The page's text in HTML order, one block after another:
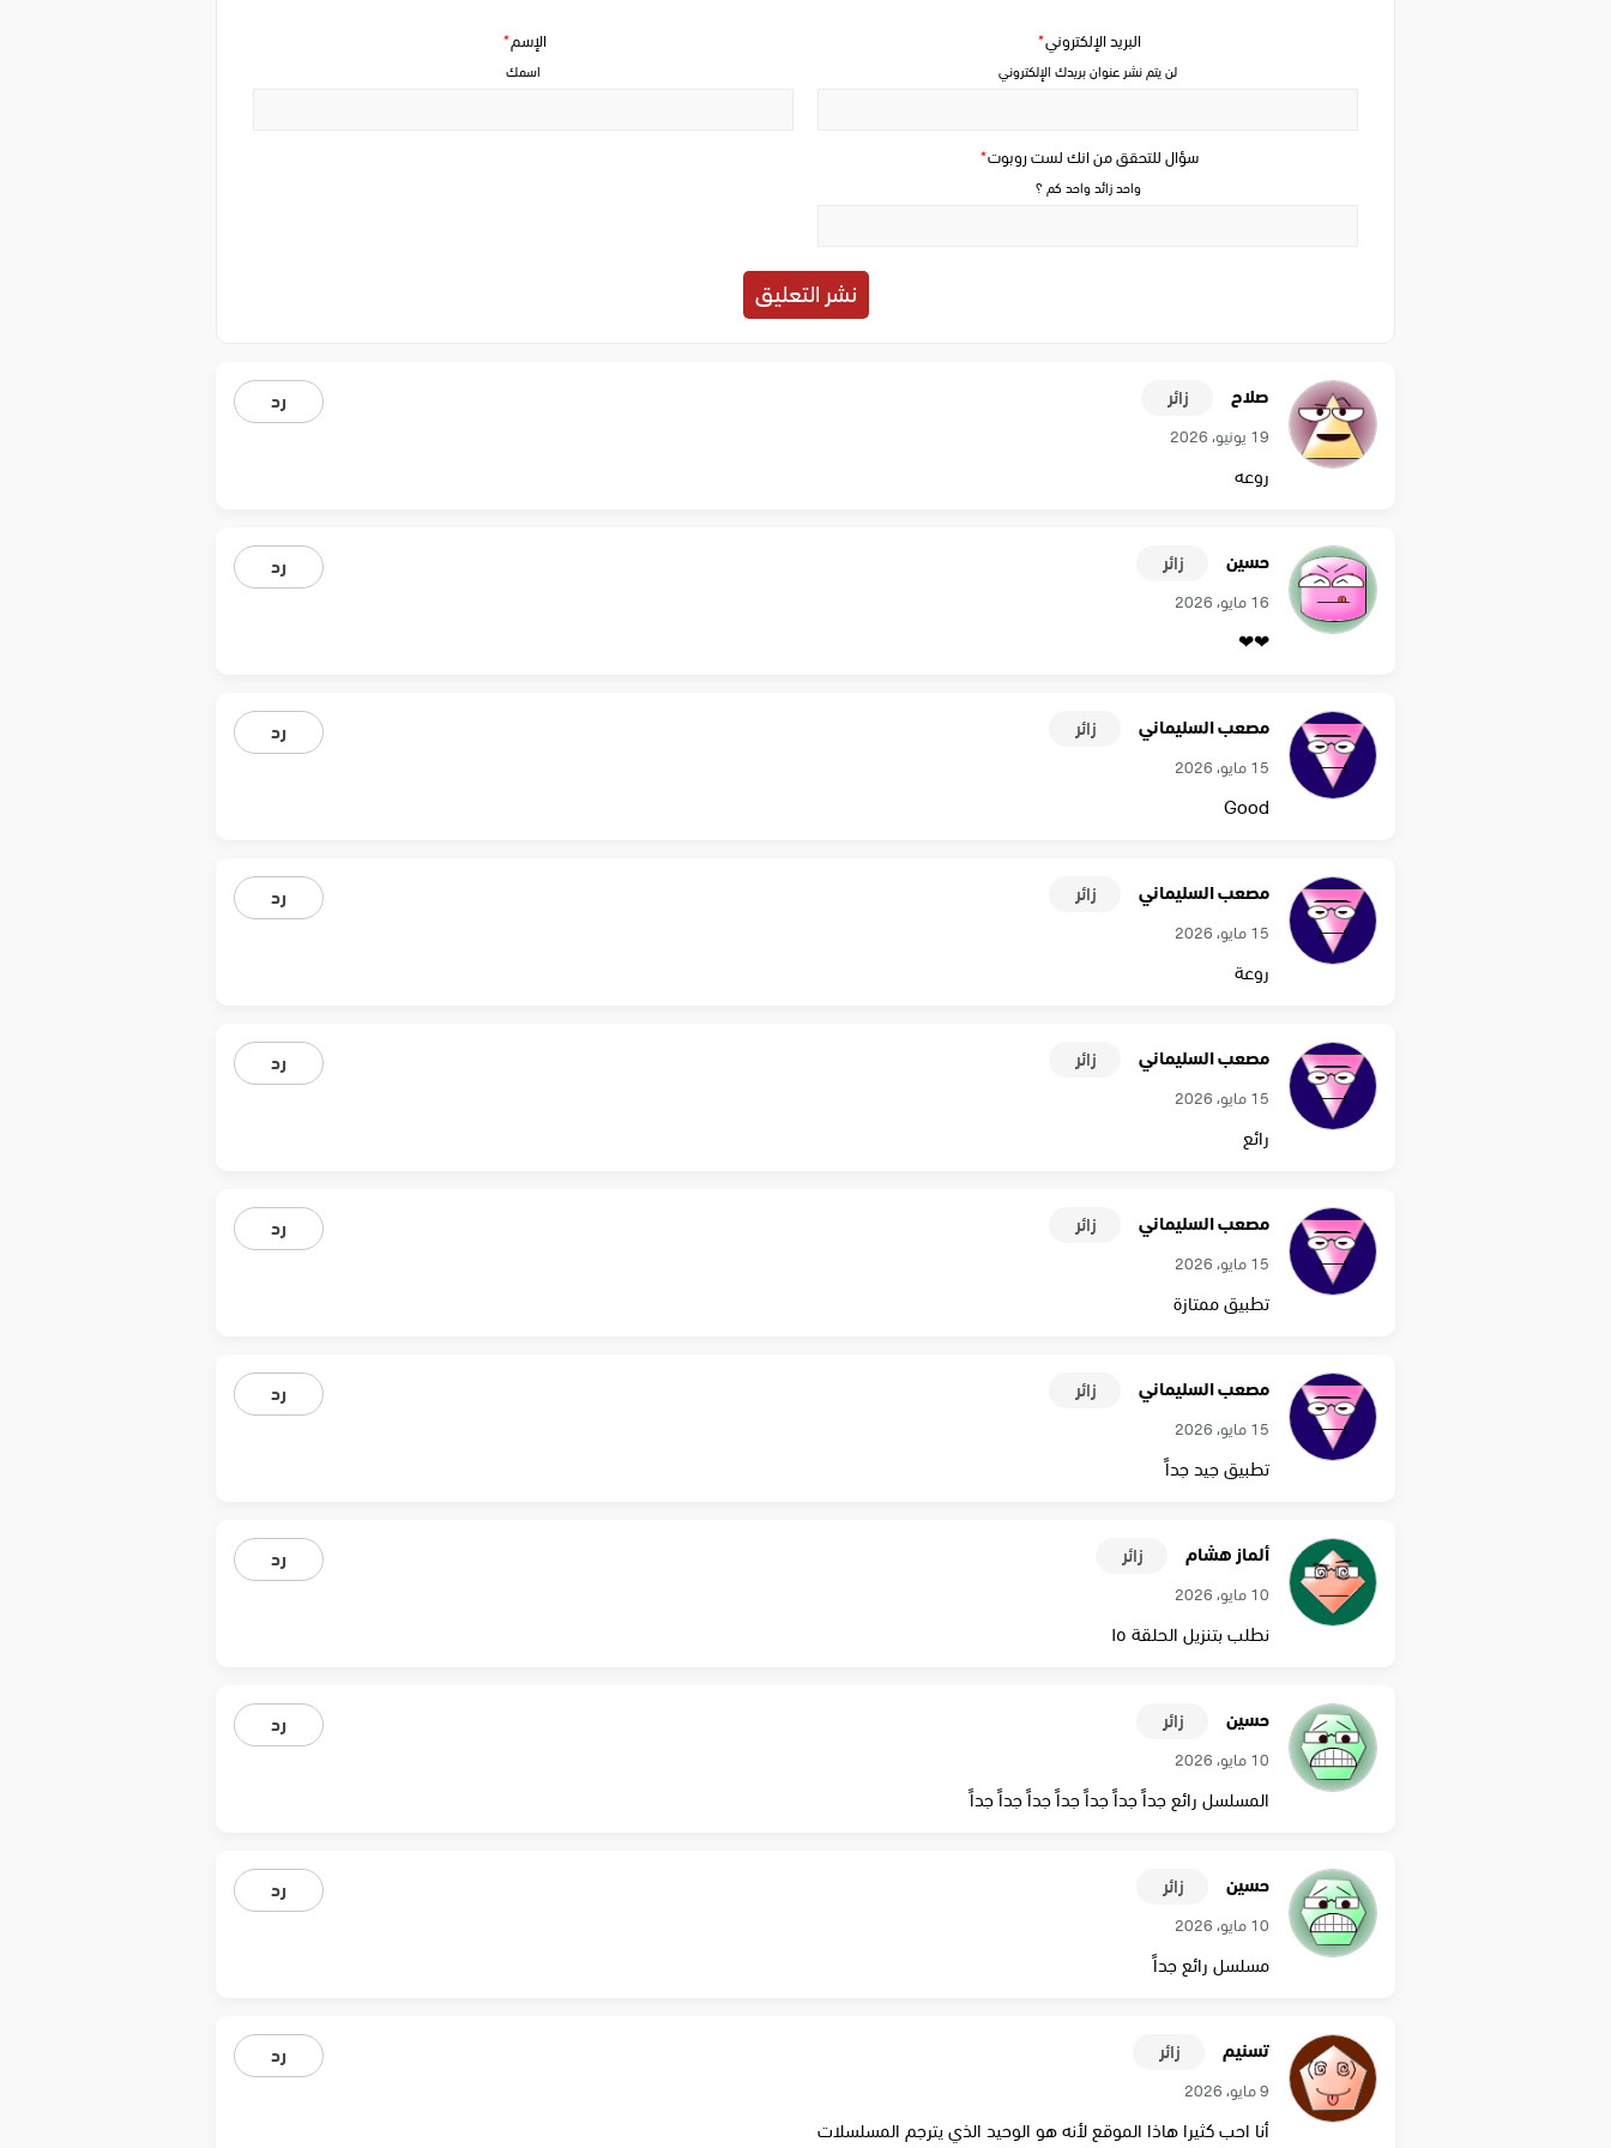
سؤال للتحقق من انك لست روبوت*
واحد زائد واحد كم ؟
الإسم*
اسمك
البريد الإلكتروني*
لن يتم نشر عنوان بريدك الإلكتروني
صلاح زائر رد
19 يونيو، 2026
روعه
حسين زائر رد
16 مايو، 2026
❤❤
مصعب السليماني زائر رد
15 مايو، 2026
Good
مصعب السليماني زائر رد
15 مايو، 2026
روعة
مصعب السليماني زائر رد
15 مايو، 2026
رائع
مصعب السليماني زائر رد
15 مايو، 2026
تطبيق ممتازة
مصعب السليماني زائر رد
15 مايو، 2026
تطبيق جيد جداً
ألماز هشام زائر رد
10 مايو، 2026
نطلب بتنزيل الحلقة ١٥
حسين زائر رد
10 مايو، 2026
المسلسل رائع جداً جداً جداً جداً جداً جداً جداً
حسين زائر رد
10 مايو، 2026
مسلسل رائع جداً
تسنيم زائر رد
9 مايو، 2026
أنا احب كثيرا هاذا الموقع لأنه هو الوحيد الذي يترجم المسلسلات